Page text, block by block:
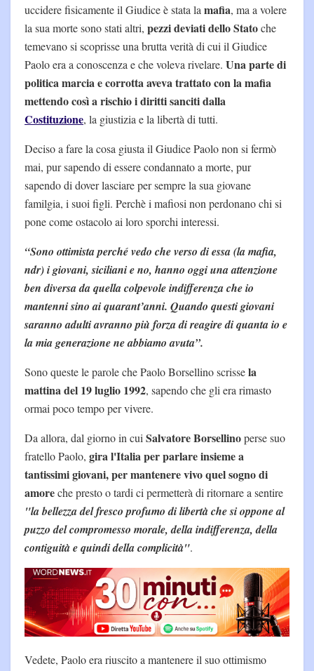
uccidere fisicamente il Giudice è stata la mafia, ma a volere
la sua morte sono stati altri, pezzi deviati dello Statoche
temevano si scoprisse una brutta verità di cui il Giudice
Paolo era a conoscenza e che voleva rivelare. Una parte di
politica marcia e corrotta aveva trattato con la mafia
mettendo così a rischio i diritti sanciti dalla
Costituzione, la giustizia e la libertà di tutti.
Deciso a fare la cosa giusta il Giudice Paolo non si fermò
mai, pur sapendo di essere condannato a morte, pur
sapendo di dover lasciare per sempre la sua giovane
familgia, i suoi figli. Perchè i mafiosi non perdonano chi si
pone come ostacolo ai loro sporchi interessi.
“Sono ottimista perché vedo che verso di essa (la mafia,
ndr) i giovani, siciliani e no, hanno oggi una attenzione
ben diversa da quella colpevole indifferenza che io
mantenni sino ai quarant’anni. Quando questi giovani
saranno adulti avranno più forza di reagire di quanta io e
la mia generazione ne abbiamo avuta”.
Sono queste le parole che Paolo Borsellino scrissela
mattina del 19 luglio 1992, sapendo che gli era rimasto
ormai poco tempo per vivere.
Da allora, dal giorno in cui Salvatore Borsellinoperse suo
fratello Paolo, gira l'Italia per parlare insieme a
tantissimi giovani, per mantenere vivo quel sogno di
amoreche presto o tardi ci permetterà di ritornare a sentire
"la bellezza del fresco profumo di libertà che si oppone al
puzzo del compromesso morale, della indifferenza, della
contiguità e quindi della complicità".
Vedete, Paolo era riuscito a mantenere il suo ottimismo